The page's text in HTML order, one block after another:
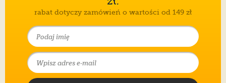
rabat dotyczy zamówień o wartości od 149 zł